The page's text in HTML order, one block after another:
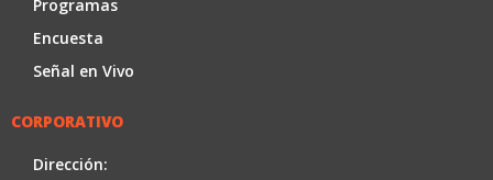
Programas
Encuesta
Señal en Vivo
CORPORATIVO
Dirección: